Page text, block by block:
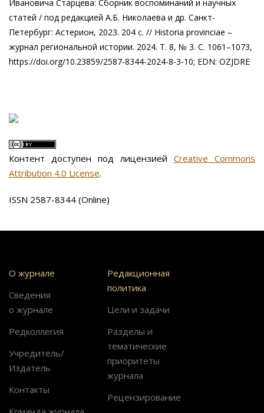
Ивановича Старцева: Сборник воспоминаний и научных
статей / под редакцией А.Б. Николаева и др. Санкт-
Петербург: Астерион, 2023. 204 с. // Historia provinciae –
журнал региональной истории. 2024. Т. 8, № 3. С. 1061–1073,
https://doi.org/10.23859/2587-8344-2024-8-3-10; EDN: OZJDRE
Контент доступен под лицензией Creative Commons
Attribution 4.0 License.
ISSN 2587-8344 (Online)
О журнале
Сведения
о журнале
Редколлегия
Учредитель/
Издатель
Контакты
Редакционная
политика
Цели и задачи
Разделы и
тематические
приоритеты
журнала
Рецензирование